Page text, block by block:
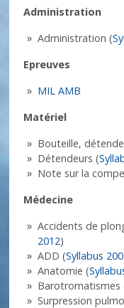
Administration
Administration (
Epreuves
MIL AMB
Matériel
Bouteille,
Détendeurs (
Note sur la
Médecine
Accidents de
2012)
ADD (Syllabus
Anatomie (
Barotromatismes
Surpression